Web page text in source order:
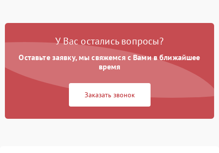
У Вас остались вопросы?
Оставьте заявку, мы свяжемся с Вами в ближайшее
время
Заказать звонок